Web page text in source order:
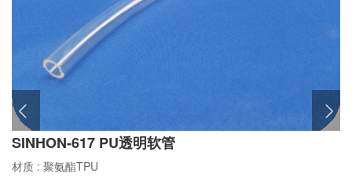
SINHON-617 PU透明软管
材质 : 聚氨酯TPU